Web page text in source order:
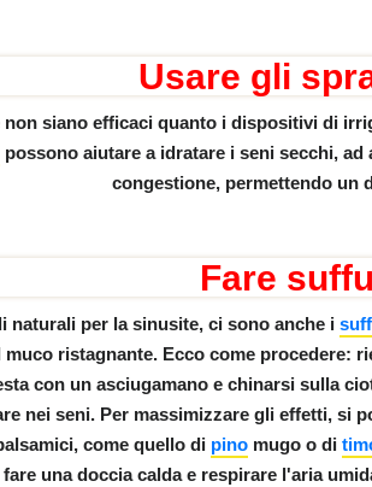
Usare gli
non siano efficaci quanto i dispositivi di
possono aiutare a idratare i seni secchi, ad
congestione, permettendo un
Fare
naturali per la sinusite, ci sono anche i
muco ristagnante. Ecco come procedere:
con un asciugamano e chinarsi sulla
nei seni. Per massimizzare gli effetti, si
, come quello di pino mugo o di
fare una doccia calda e respirare l'aria